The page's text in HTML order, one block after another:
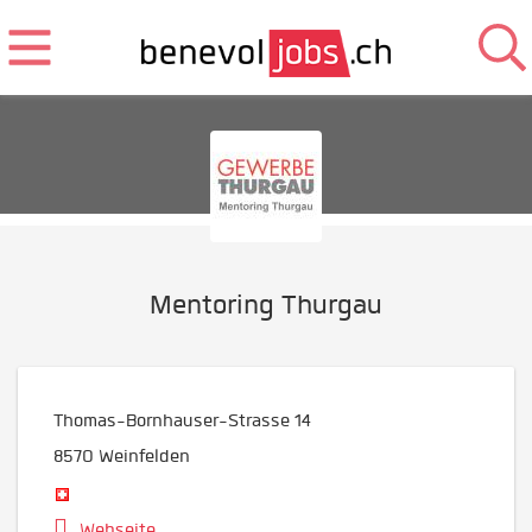
Mentoring Thurgau
Thomas-Bornhauser-Strasse 14
8570 Weinfelden